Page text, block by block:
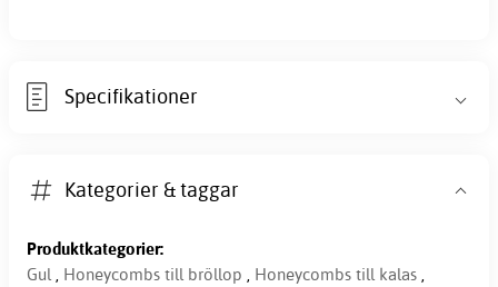
Specifikationer
Kategorier & taggar
Produktkategorier:
Gul , Honeycombs till bröllop , Honeycombs till kalas ,